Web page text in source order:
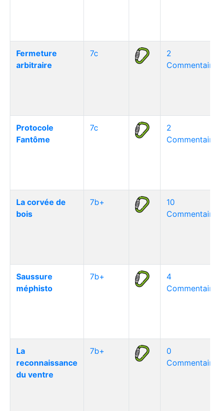
Fermeture
arbitraire
7c
2
Protocole
Fantôme
7c
2
La corvée de
bois
7b+
10
Saussure
méphisto
7b+
4
La
reconnaissance
du ventre
7b+
0